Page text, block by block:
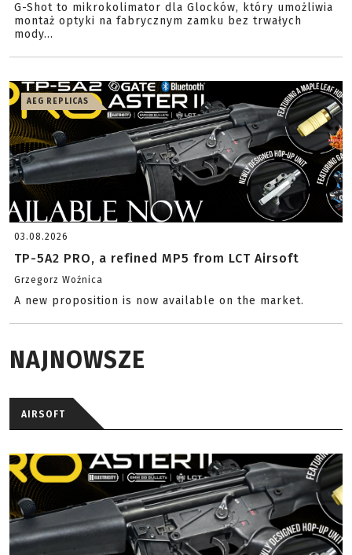
G-Shot to mikrokolimator dla Glocków, który umożliwia
montaż optyki na fabrycznym zamku bez trwałych
mody...
AEG REPLICAS
03.08.2026
TP-5A2 PRO, a refined MP5 from LCT Airsoft
Grzegorz Woźnica
A new proposition is now available on the market.
NAJNOWSZE
AIRSOFT